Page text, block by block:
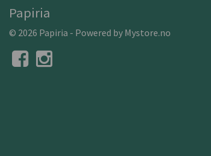
Papiria
© 2026 Papiria - Powered by Mystore.no